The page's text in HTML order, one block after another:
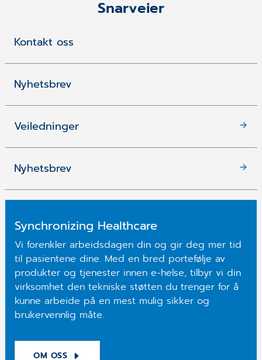
Snarveier
Kontakt oss
Nyhetsbrev
Veiledninger
Nyhetsbrev
Synchronizing Healthcare
Vi forenkler arbeidsdagen din og gir deg mer tid
til pasientene dine. Med en bred portefølje av
produkter og tjenester innen e-helse, tilbyr vi din
virksomhet den tekniske støtten du trenger for å
kunne arbeide på en mest mulig sikker og
brukervennlig måte.
OM OSS